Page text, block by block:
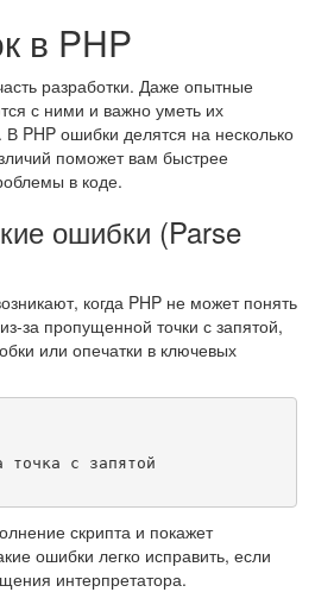
в PHP
разработки. Даже опытные
с ними и важно уметь их
PHP ошибки делятся на несколько
поможет вам быстрее
в коде.
ошибки (Parse
когда PHP не может понять
за пропущенной точки с запятой,
или опечатки в ключевых
точка с запятой
скрипта и покажет
ошибки легко исправить, если
интерпретатора.